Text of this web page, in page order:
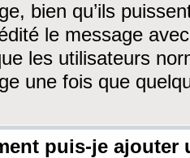
bien qu’ils
le message
les utilisateurs
une fois que
puis-je ajouter